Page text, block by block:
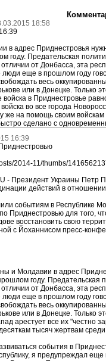
18:58
в адрес Приднестровья
году. Предательская
от Донбасса, эта
еще в прошлом году
весь
или в Донецке. Только
в Приднестровье
во все города
же на помощь своим
сделано с
16:39
2014-11/thumbs/
- Президент Украины Петр
действий в
событиям в Республике
Приднестровью для того,
восстановить свою
с Йоханнисом пресс-
и Молдавии в адрес
году. Предательская
от Донбасса, эта
еще в прошлом году
весь
или в Донецке. Только
арестует все их
десяткам тысяч жертвам
события в
я предупреждал